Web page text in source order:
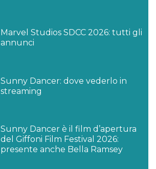
Marvel Studios SDCC 2026: tutti gli
annunci
Sunny Dancer: dove vederlo in
streaming
Sunny Dancer è il film d’apertura
del Giffoni Film Festival 2026:
presente anche Bella Ramsey